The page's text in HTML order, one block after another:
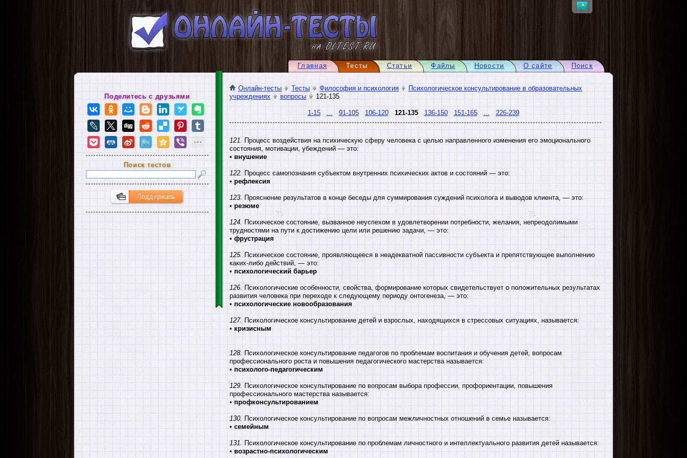
Поиск
О сайте
Новости
Файлы
Статьи
Тесты
Главная
Онлайн-тесты Тесты Философия и психология
Психологическое консультирование в образовательных
учреждениях
вопросы 121-135
1-15 91-105 106-120 121-135 136-150 151-165 226-239
121.
Процесс воздействия на психическую сферу человека с целью направленного изменения его эмоционального
состояния, мотивации, убеждений — это:
• внушение
122. Процесс самопознания субъектом внутренних психических актов и состояний — это:
• рефлексия
123. Прояснение результатов в конце беседы для суммирования суждений психолога и выводов клиента, — это:
• резюме
124. Психическое состояние, вызванное неуспехом в удовлетворении потребности, желания, непреодолимыми
трудностями на пути к достижению цели или решению задачи, — это:
• фрустрация
125. Психическое состояние, проявляющееся в неадекватной пассивности субъекта и препятствующее выполнению
каких-либо действий, — это:
• психологический барьер
126. Психологические особенности, свойства, формирование которых свидетельствует о положительных результатах
развития человека при переходе к следующему периоду онтогенеза, — это:
• психологические новообразования
127. Психологическое консультирование детей и взрослых, находящихся в стрессовых ситуациях, называется:
• кризисным
128. Психологическое консультирование педагогов по проблемам воспитания и обучения детей, вопросам
профессионального роста и повышения педагогического мастерства называется:
• психолого-педагогическим
129. Психологическое консультирование по вопросам выбора профессии, профориентации, повышения
профессионального мастерства называется:
• профконсультированием
130. Психологическое консультирование по вопросам межличностных отношений в семье называется:
• семейным
131.
Психологическое консультирование по проблемам личностного и интеллектуального развития детей называется:
• возрастно-психологическим
Поделитесь с друзьями
Поиск тестов